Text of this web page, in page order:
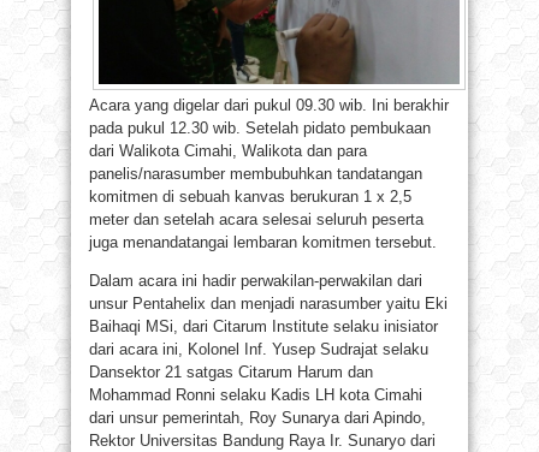
Acara yang digelar dari pukul 09.30 wib. Ini berakhir
pada pukul 12.30 wib. Setelah pidato pembukaan
dari Walikota Cimahi, Walikota dan para
panelis/narasumber membubuhkan tandatangan
komitmen di sebuah kanvas berukuran 1 x 2,5
meter dan setelah acara selesai seluruh peserta
juga menandatangai lembaran komitmen tersebut.
Dalam acara ini hadir perwakilan-perwakilan dari
unsur Pentahelix dan menjadi narasumber yaitu Eki
Baihaqi MSi, dari Citarum Institute selaku inisiator
dari acara ini, Kolonel Inf. Yusep Sudrajat selaku
Dansektor 21 satgas Citarum Harum dan
Mohammad Ronni selaku Kadis LH kota Cimahi
dari unsur pemerintah, Roy Sunarya dari Apindo,
Rektor Universitas Bandung Raya Ir. Sunaryo dari